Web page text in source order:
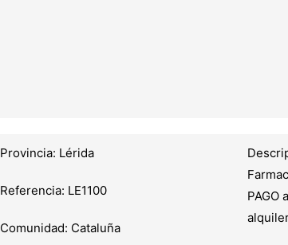
Provincia: Lérida
Referencia: LE1100
Comunidad: Cataluña
PAGO